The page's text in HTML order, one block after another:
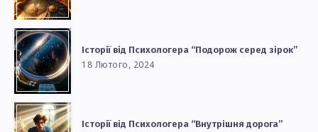
Історії від Психологера “Подорож серед зірок”
18 Лютого, 2024
Історії від Психологера “Внутрішня дорога”